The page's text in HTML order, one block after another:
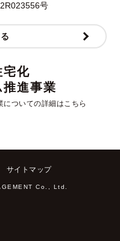
号
宅化
推進事業
ついての詳細はこちら
Co., Ltd.
サイトマップ